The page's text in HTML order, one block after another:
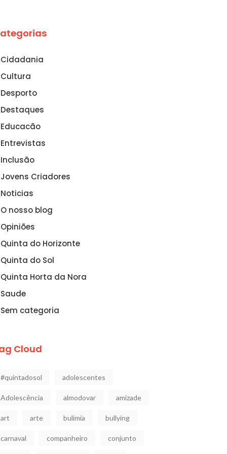
Cidadania
Cultura
Desporto
Destaques
Educacão
Entrevistas
Inclusão
Jovens Criadores
Noticias
O nosso blog
Opiniões
Quinta do Horizonte
Quinta do Sol
Quinta Horta da Nora
Saude
Sem categoria
Cloud
#quintadosol adolescentes
Adolescência almodovar amizade
art arte bulimia bullying
carnaval companheiro conjunto